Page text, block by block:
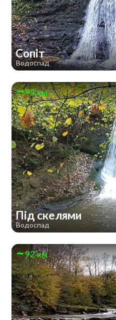
Сопіт
Водоспад
92 км
Під скелями
Водоспад
92 км